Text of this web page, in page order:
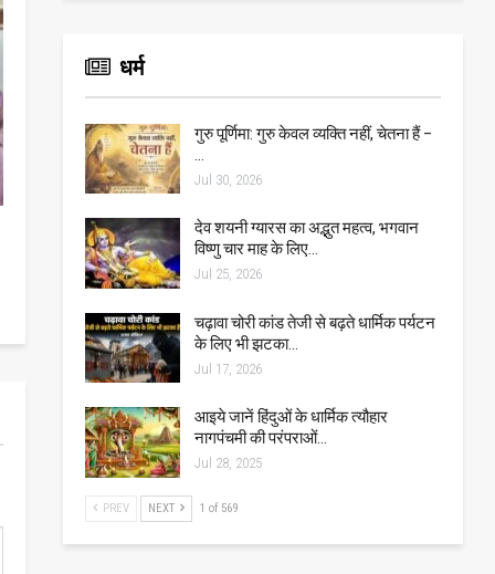
धर्म
गुरु पूर्णिमा: गुरु केवल व्यक्ति नहीं, चेतना हैं –
Jul 30, 2026
देव शयनी ग्यारस का अद्भुत महत्व, भगवान
विष्णु चार माह के लिए…
Jul 25, 2026
चढ़ावा चोरी कांड तेजी से बढ़ते धार्मिक पर्यटन
के लिए भी झटका…
Jul 17, 2026
आइये जानें हिंदुओं के धार्मिक त्यौहार
नागपंचमी की परंपराओं…
Jul 28, 2025
PREV NEXT 1 of 569